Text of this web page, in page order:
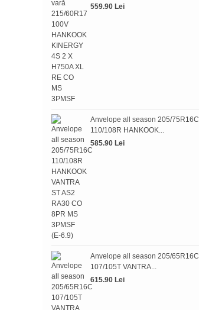
559.90 Lei
Anvelope all season 205/75R16C
110/108R HANKOOK...
585.90 Lei
Anvelope all season 205/65R16C
107/105T VANTRA...
615.90 Lei